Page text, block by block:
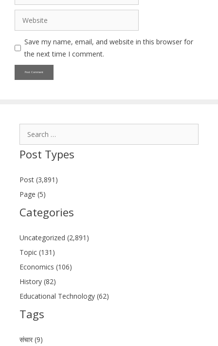
Website
Save my name, email, and website in this browser for
the next time I comment.
Post Types
Post (3,891)
Page (5)
Categories
Uncategorized (2,891)
Topic (131)
Economics (106)
History (82)
Educational Technology (62)
Tags
संचार (9)